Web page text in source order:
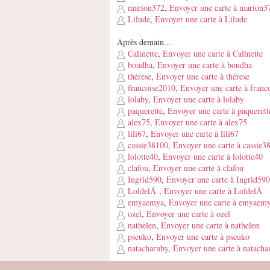
marion372, Envoyer une carte à
Lilude, Envoyer une carte à Lilude
Après demain...
Calinette, Envoyer une carte à Calinette
boudha, Envoyer une carte à boudha
thérese, Envoyer une carte à thérese
francoise2010, Envoyer une carte à
lolaby, Envoyer une carte à lolaby
paquerette, Envoyer une carte à
alex75, Envoyer une carte à alex75
lili67, Envoyer une carte à lili67
cassie38100, Envoyer une carte à
lolotte40, Envoyer une carte à lolotte40
clafou, Envoyer une carte à clafou
Ingrid590, Envoyer une carte à Ingrid590
LoldelÃ , Envoyer une carte à LoldelÃ
emyaemya, Envoyer une carte à
ozel, Envoyer une carte à ozel
nathelen, Envoyer une carte à nathelen
pseuko, Envoyer une carte à pseuko
natacharuby, Envoyer une carte à